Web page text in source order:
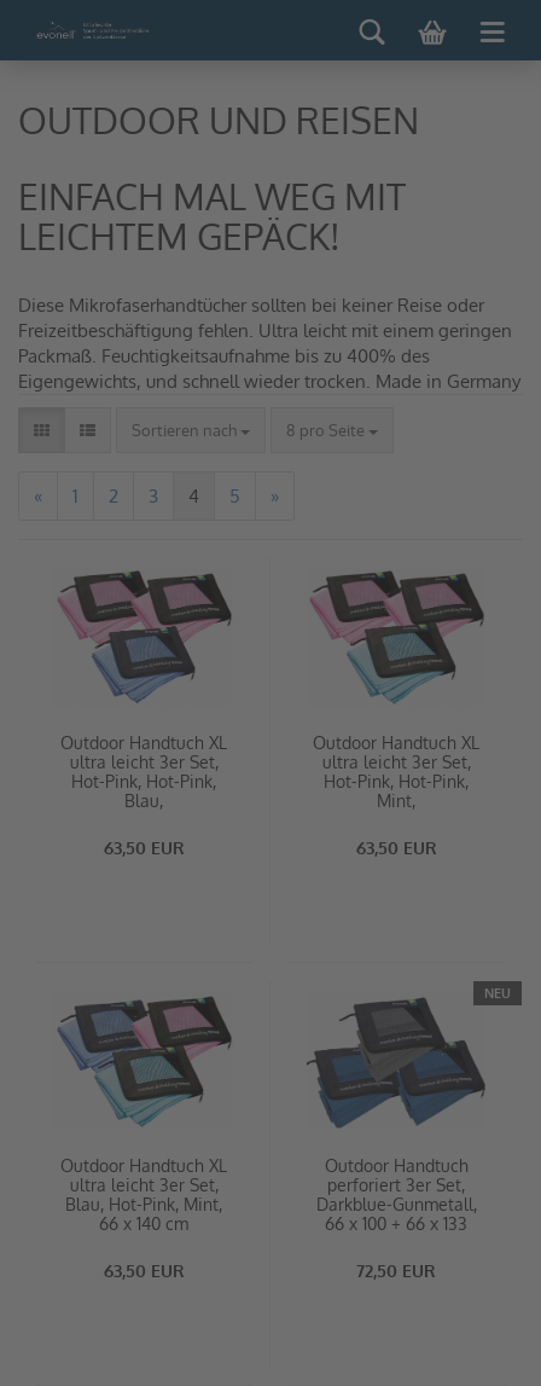
OUTDOOR UND REISEN
EINFACH MAL WEG MIT
LEICHTEM GEPÄCK!
Diese Mikrofaserhandtücher sollten bei keiner Reise oder
Freizeitbeschäftigung fehlen. Ultra leicht mit einem geringen
Packmaß. Feuchtigkeitsaufnahme bis zu 400% des
Eigengewichts, und schnell wieder trocken. Made in Germany
Sortieren nach 8 pro Seite
« 1 2 3 4 5 »
Outdoor Handtuch XL
ultra leicht 3er Set,
Hot-Pink, Hot-Pink,
Blau,
63,50 EUR
Outdoor Handtuch XL
ultra leicht 3er Set,
Hot-Pink, Hot-Pink,
Mint,
63,50 EUR
Outdoor Handtuch XL
ultra leicht 3er Set,
Blau, Hot-Pink, Mint,
66 x 140 cm
63,50 EUR
NEU
Outdoor Handtuch
perforiert 3er Set,
Darkblue-Gunmetall,
66 x 100 + 66 x 133
72,50 EUR